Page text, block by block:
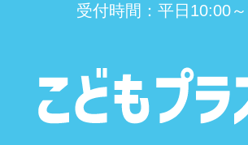
受付時間：平日10:00